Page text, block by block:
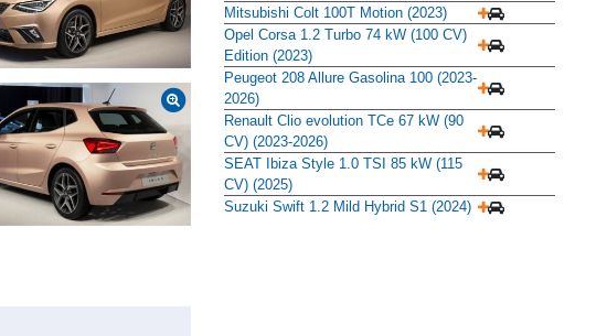
Mitsubishi Colt 100T Motion (2023)
Opel Corsa 1.2 Turbo 74 kW (100 CV)
Edition (2023)
Peugeot 208 Allure Gasolina 100 (2023-
2026)
Renault Clio evolution TCe 67 kW (90
CV) (2023-2026)
SEAT Ibiza Style 1.0 TSI 85 kW (115
CV) (2025)
Suzuki Swift 1.2 Mild Hybrid S1 (2024)